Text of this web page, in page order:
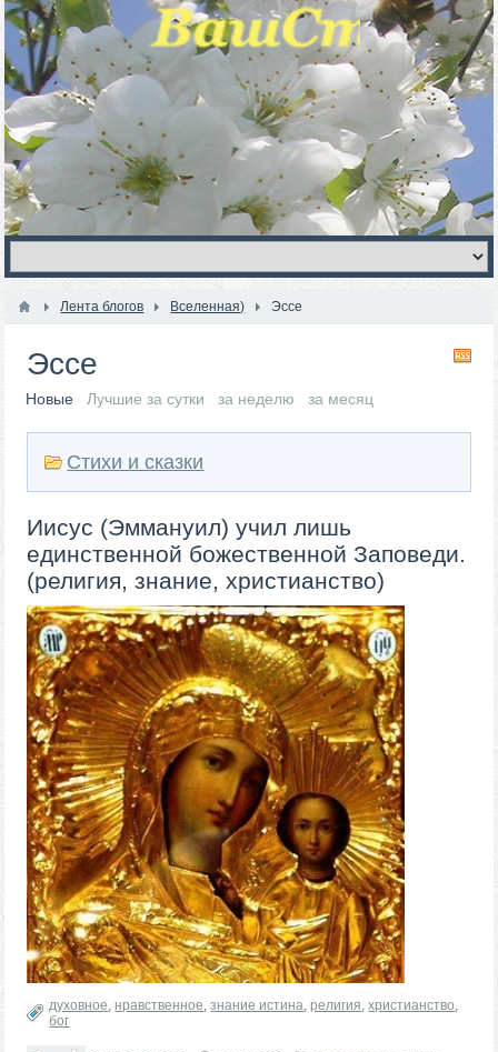
Лента блогов Вселенная) Эссе
Эссе
Новые Лучшие за сутки за неделю за месяц
Стихи и сказки
​​​​​Иисус (Эммануил) учил лишь
единственной божественной Заповеди.
(религия, знание, христианство)
духовное, нравственное,знание истина,религия,христианство,
бог